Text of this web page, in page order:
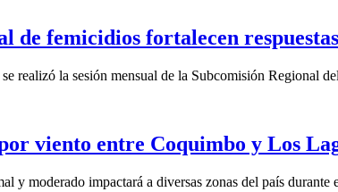
femicidios fortalecen
realizó la sesión mensual de la Subcomisión Regional
viento entre Coquimbo y Los
y moderado impactará a diversas zonas del país durante